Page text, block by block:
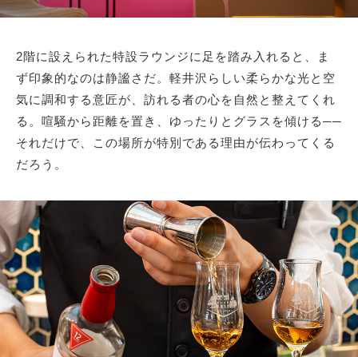
2階に設えられた特設ラウンジに足を踏み入れると、ま
ず印象的なのは静謐さだ。軽井沢らしい柔らかな光と空
気に調和する意匠が、訪れる者の心を自然と整えてくれ
る。喧騒から距離を置き、ゆったりとグラスを傾ける──
それだけで、この場所が特別である理由が伝わってくる
だろう。